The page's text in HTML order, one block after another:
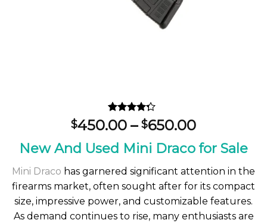
Rated
4.00out
of 5
based on
1
rating
$450.00 – $650.00Price
range:
$450.00
through
$650.00
New And Used Mini Draco for Sale
Mini Draco has garnered significant attention in the
firearms market, often sought after for its compact
size, impressive power, and customizable features.
As demand continues to rise, many enthusiasts are